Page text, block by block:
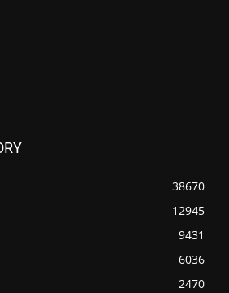
38670
12945
9431
6036
2470